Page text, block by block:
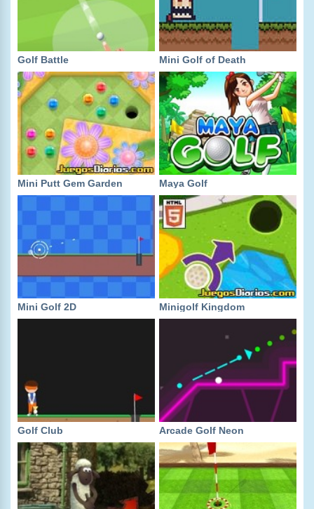
Golf Battle Mini Golf of Death
Mini Putt Gem Garden Maya Golf
Mini Golf 2D Minigolf Kingdom
Golf Club Arcade Golf Neon